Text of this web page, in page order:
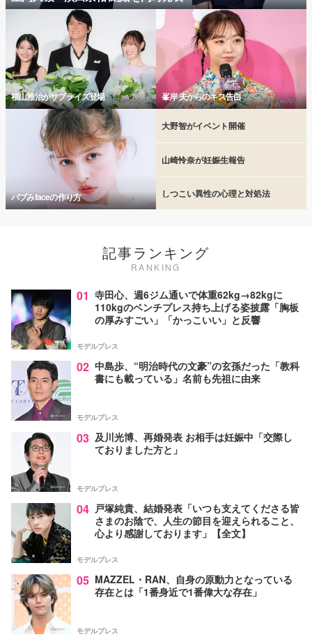
福山雅治がサプライズ登場 峯岸 夫からのキス告白
バブみfaceの作り方
大野智がイベント開催
山崎怜奈が妊娠生報告
しつこい異性の心理と対処法
記事ランキング
RANKING
01 寺田心、週6ジム通いで体重62kg→82kgに
110kgのベンチプレス持ち上げる姿披露「胸板
の厚みすごい」「かっこいい」と反響
モデルプレス
02 中島歩、“明治時代の文豪”の玄孫だった「教科
書にも載っている」名前も先祖に由来
モデルプレス
03 及川光博、再婚発表 お相手は妊娠中「交際し
ておりました方と」
モデルプレス
04 戸塚純貴、結婚発表「いつも支えてくださる皆
さまのお陰で、人生の節目を迎えられること、
心より感謝しております」【全文】
モデルプレス
05 MAZZEL・RAN、自身の原動力となっている
存在とは「1番身近で1番偉大な存在」
モデルプレス